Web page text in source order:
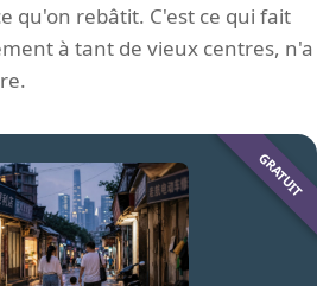
qu'on rebâtit. C'est ce qui fait
à tant de vieux centres, n'a